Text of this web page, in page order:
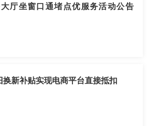
厅坐窗口通堵点优服务活动公告
新补贴实现电商平台直接抵扣